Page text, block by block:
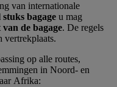
van internationale
stuks bagage u mag
de bagage. De regels
vertrekplaats.
op alle routes,
in Noord- en
Afrika: